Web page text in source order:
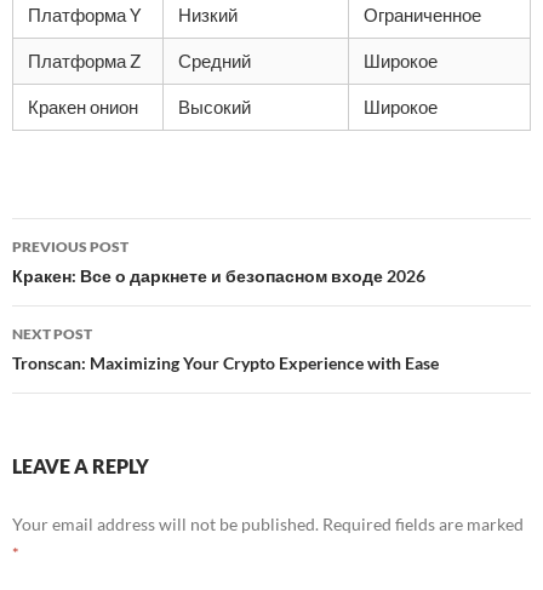
Платформа Y Низкий Ограниченное
Платформа Z Средний Широкое
Кракен онион Высокий Широкое
Post
navigation
PREVIOUS POST
Кракен: Все о даркнете и безопасном входе 2026
NEXT POST
Tronscan: Maximizing Your Crypto Experience with Ease
LEAVE A REPLY
Your email address will not be published. Required fields are marked
*